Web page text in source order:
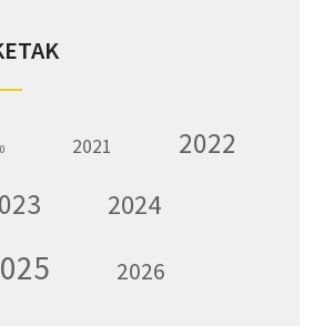
2021
2022
2024
2026